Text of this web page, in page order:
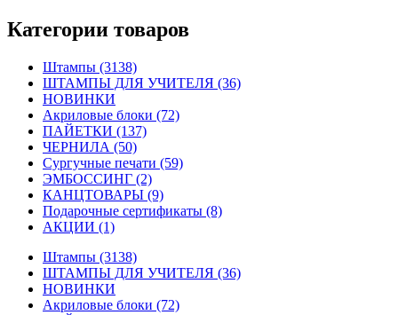
Категории товаров
Штампы (3138)
ШТАМПЫ ДЛЯ УЧИТЕЛЯ (36)
НОВИНКИ
Акриловые блоки (72)
ПАЙЕТКИ (137)
ЧЕРНИЛА (50)
Сургучные печати (59)
ЭМБОССИНГ (2)
КАНЦТОВАРЫ (9)
Подарочные сертификаты (8)
АКЦИИ (1)
Штампы (3138)
ШТАМПЫ ДЛЯ УЧИТЕЛЯ (36)
НОВИНКИ
Акриловые блоки (72)